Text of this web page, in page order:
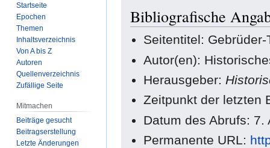
Navigation
springen
Suche
springen
Bibliografische
Seitentitel:
Autor(en):
Herausgeber:
Zeitpunkt der letzten
Datum des Abrufs:
Permanente URL:
Startseite
Epochen
Themen
Inhaltsverzeichnis
Von A bis Z
Autoren
Quellenverzeichnis
Zufällige Seite
Mitmachen
Beiträge gesucht
Beitragserstellung
Letzte Änderungen